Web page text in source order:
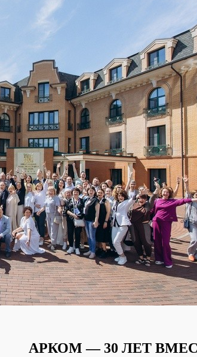
АРКОМ — 30 ЛЕТ